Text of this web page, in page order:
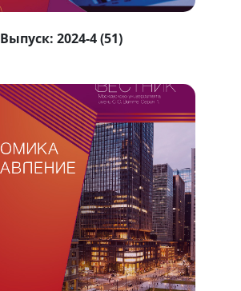
Выпуск:2024-4 (51)